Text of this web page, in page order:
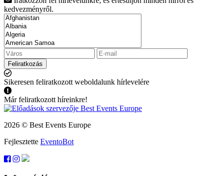
kedvezményről.
Feliratkozás
Sikeresen feliratkozott weboldalunk hírlevelére
Már feliratkozott híreinkre!
2026 © Best Events Europe
Fejlesztette EventoBot